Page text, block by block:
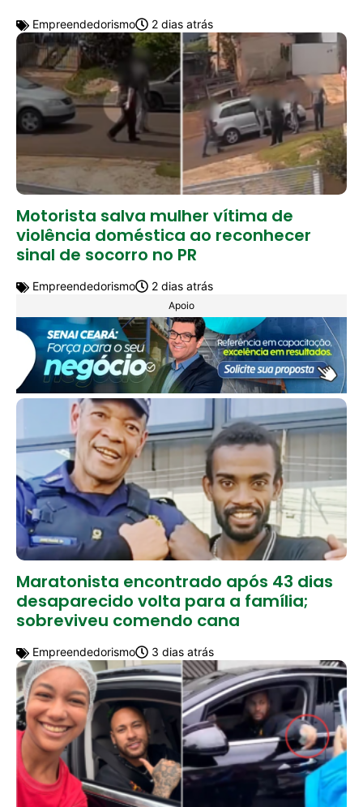
Empreendedorismo 2 dias atrás
Motorista salva mulher vítima de
violência doméstica ao reconhecer
sinal de socorro no PR
Empreendedorismo 2 dias atrás
Apoio
Maratonista encontrado após 43 dias
desaparecido volta para a família;
sobreviveu comendo cana
Empreendedorismo 3 dias atrás